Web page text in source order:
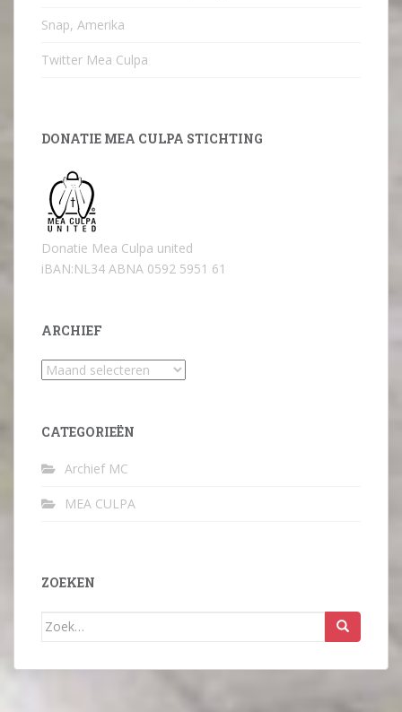
Snap, Amerika
Twitter Mea Culpa
DONATIE MEA CULPA STICHTING
Donatie Mea Culpa united
iBAN:NL34 ABNA 0592 5951 61
ARCHIEF
Archief
CATEGORIEËN
Archief MC
MEA CULPA
ZOEKEN
Zoek